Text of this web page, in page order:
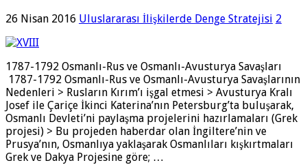
26 Nisan 2016 Uluslararası İlişkilerde Denge Stratejisi 2
1787-1792 Osmanlı-Rus ve Osmanlı-Avusturya Savaşları
1787-1792 Osmanlı-Rus ve Osmanlı-Avusturya Savaşlarının
Nedenleri > Rusların Kırım’ı işgal etmesi > Avusturya Kralı
Josef ile Çariçe İkinci Katerina’nın Petersburg’ta buluşarak,
Osmanlı Devleti’ni paylaşma projelerini hazırlamaları (Grek
projesi) > Bu projeden haberdar olan İngiltere’nin ve
Prusya’nın, Osmanlıya yaklaşarak Osmanlıları kışkırtmaları
Grek ve Dakya Projesine göre; …